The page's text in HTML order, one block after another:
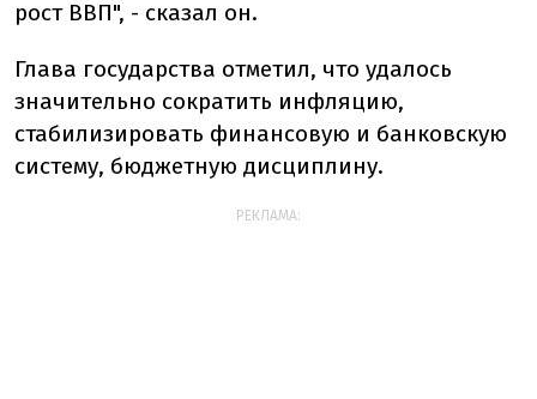
рост ВВП", - сказал он.
Глава государства отметил, что удалось
значительно сократить инфляцию,
стабилизировать финансовую и банковскую
систему, бюджетную дисциплину.
РЕКЛАМА: